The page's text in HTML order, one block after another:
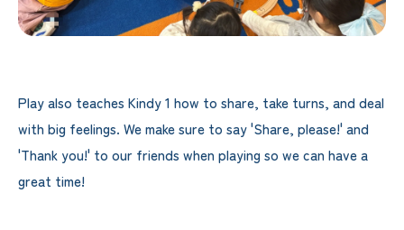
Play also teaches Kindy 1 how to share, take turns, and deal
with big feelings. We make sure to say 'Share, please!' and
'Thank you!' to our friends when playing so we can have a
great time!